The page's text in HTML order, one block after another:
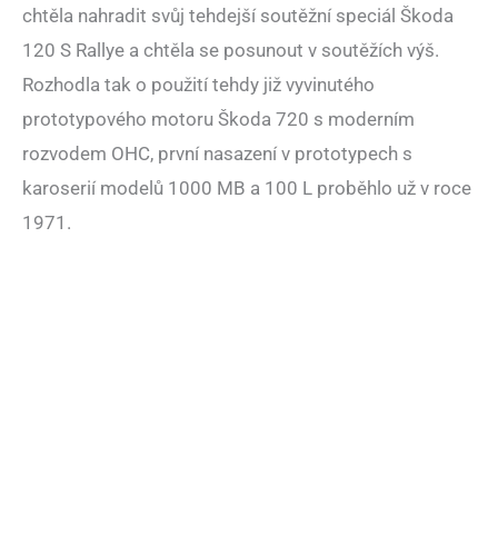
chtěla nahradit svůj tehdejší soutěžní speciál Škoda
120 S Rallye a chtěla se posunout v soutěžích výš.
Rozhodla tak o použití tehdy již vyvinutého
prototypového motoru Škoda 720 s moderním
rozvodem OHC, první nasazení v prototypech s
karoserií modelů 1000 MB a 100 L proběhlo už v roce
1971.